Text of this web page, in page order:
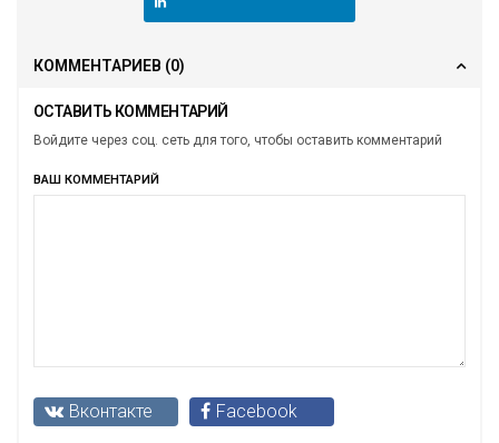
КОММЕНТАРИЕВ (0)
ОСТАВИТЬ КОММЕНТАРИЙ
Войдите через соц. сеть для того, чтобы оставить комментарий
ВАШ КОММЕНТАРИЙ
Вконтакте Facebook